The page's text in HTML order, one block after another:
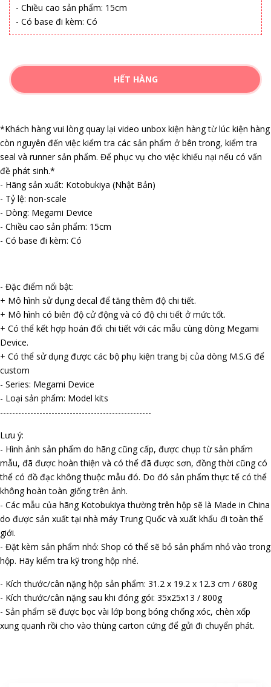
- Chiều cao sản phẩm: 15cm
- Có base đi kèm: Có
HẾT HÀNG
*Khách hàng vui lòng quay lại video unbox kiện hàng từ lúc kiện hàng
còn nguyên đến việc kiểm tra các sản phẩm ở bên trong, kiểm tra
seal và runner sản phẩm. Để phục vụ cho việc khiếu nại nếu có vấn
đề phát sinh.*
- Hãng sản xuất: Kotobukiya (Nhật Bản)
- Tỷ lệ: non-scale
- Dòng: Megami Device
- Chiều cao sản phẩm: 15cm
- Có base đi kèm: Có
- Đặc điểm nổi bật:
+ Mô hình sử dụng decal để tăng thêm độ chi tiết.
+ Mô hình có biên độ cử động và có độ chi tiết ở mức tốt.
+ Có thể kết hợp hoán đổi chi tiết với các mẫu cùng dòng Megami
Device.
+ Có thể sử dụng được các bộ phụ kiện trang bị của dòng M.S.G để
custom
- Series: Megami Device
- Loại sản phẩm: Model kits
--------------------------------------------------
Lưu ý:
- Hình ảnh sản phẩm do hãng cũng cấp, được chụp từ sản phẩm
mẫu, đã được hoàn thiện và có thể đã được sơn, đồng thời cũng có
thể có đồ đạc không thuộc mẫu đó. Do đó sản phẩm thực tế có thể
không hoàn toàn giống trên ảnh.
- Các mẫu của hãng Kotobukiya thường trên hộp sẽ là Made in China
do được sản xuất tại nhà máy Trung Quốc và xuất khẩu đi toàn thế
giới.
- Đặt kèm sản phẩm nhỏ: Shop có thể sẽ bỏ sản phẩm nhỏ vào trong
hộp. Hãy kiểm tra kỹ trong hộp nhé.
- Kích thước/cân nặng hộp sản phẩm: 31.2 x 19.2 x 12.3 cm / 680g
- Kích thước/cân nặng sau khi đóng gói: 35x25x13 / 800g
- Sản phẩm sẽ được bọc vài lớp bong bóng chống xóc, chèn xốp
xung quanh rồi cho vào thùng carton cứng để gửi đi chuyển phát.